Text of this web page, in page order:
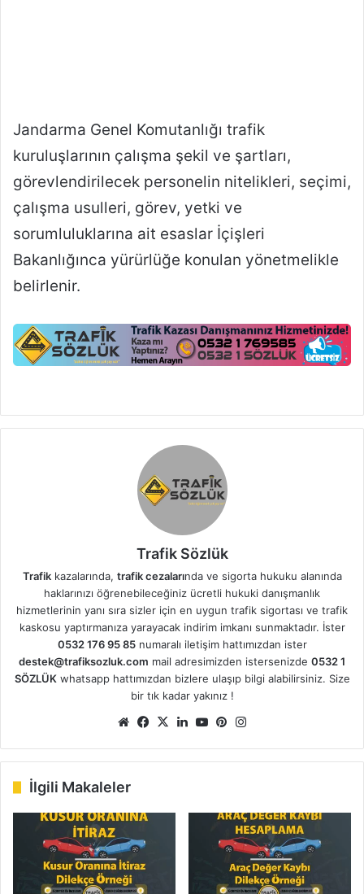
Jandarma Genel Komutanlığı trafik
kuruluşlarının çalışma şekil ve şartları,
görevlendirilecek personelin nitelikleri, seçimi,
çalışma usulleri, görev, yetki ve
sorumluluklarına ait esaslar İçişleri
Bakanlığınca yürürlüğe konulan yönetmelikle
belirlenir.
Trafik Sözlük
Trafikkazalarında, trafik cezalarında ve sigorta hukuku alanında
haklarınızı öğrenebileceğiniz ücretli hukuki danışmanlık
hizmetlerinin yanı sıra sizler için en uygun trafik sigortası ve trafik
kaskosu yaptırmanıza yarayacak indirim imkanı sunmaktadır. İster
0532 176 95 85numaralı iletişim hattımızdan ister
destek@trafiksozluk.com mail adresimizden istersenizde 0532 1
SÖZLÜKwhatsapp hattımızdan bizlere ulaşıp bilgi alabilirsiniz. Size
bir tık kadar yakınız !
We
sit
Fa
bo
X
Lin
dIn
Yo
ub
Pin
est ra
İlgili Makaleler